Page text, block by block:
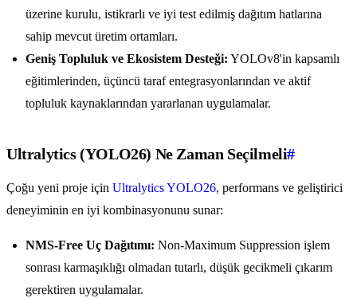
üzerine kurulu, istikrarlı ve iyi test edilmiş dağıtım hatlarına
sahip mevcut üretim ortamları.
Geniş Topluluk ve Ekosistem Desteği: YOLOv8'in kapsamlı
eğitimlerinden, üçüncü taraf entegrasyonlarından ve aktif
topluluk kaynaklarından yararlanan uygulamalar.
Ultralytics (YOLO26) Ne Zaman Seçilmeli#
Çoğu yeni proje için Ultralytics YOLO26, performans ve geliştirici
deneyiminin en iyi kombinasyonunu sunar:
NMS-Free Uç Dağıtımı: Non-Maximum Suppression işlem
sonrası karmaşıklığı olmadan tutarlı, düşük gecikmeli çıkarım
gerektiren uygulamalar.